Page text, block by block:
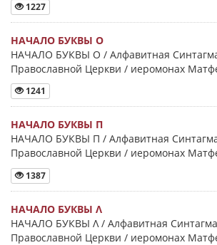
1227
НАЧАЛО БУКВЫ Ο
НАЧАЛО БУКВЫ Ο / Алфавитная
Православной Церкви / иеромонах
1241
НАЧАЛО БУКВЫ Π
НАЧАЛО БУКВЫ Π / Алфавитная
Православной Церкви / иеромонах
1387
НАЧАЛО БУКВЫ Λ
НАЧАЛО БУКВЫ Λ / Алфавитная
Православной Церкви / иеромонах